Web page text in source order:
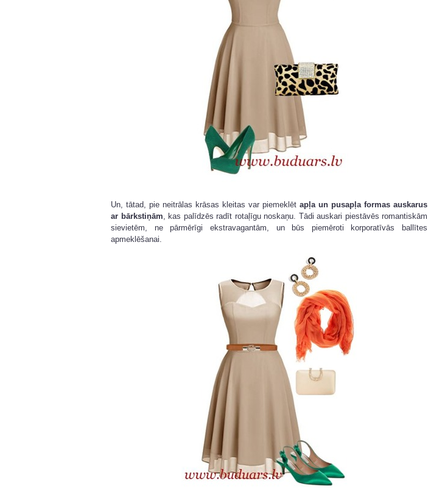
Un, tātad, pie neitrālas krāsas kleitas var piemeklēt apļa un pusapļa formas auskarus
ar bārkstiņām , kas palīdzēs radīt rotaļīgu noskaņu. Tādi auskari piestāvēs romantiskām
sievietēm, ne pārmērīgi ekstravagantām, un būs piemēroti korporatīvās ballītes
apmeklēšanai.